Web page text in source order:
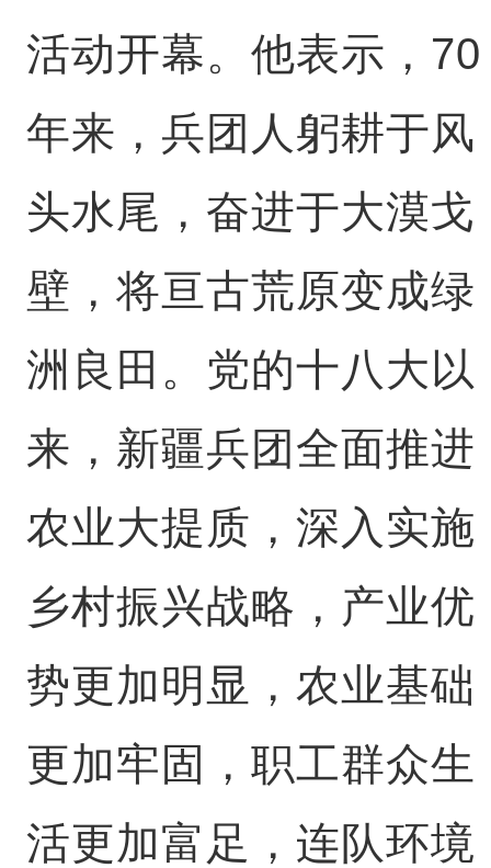
活动开幕。他表示，70
年来，兵团人躬耕于风
头水尾，奋进于大漠戈
壁，将亘古荒原变成绿
洲良田。党的十八大以
来，新疆兵团全面推进
农业大提质，深入实施
乡村振兴战略，产业优
势更加明显，农业基础
更加牢固，职工群众生
活更加富足，连队环境